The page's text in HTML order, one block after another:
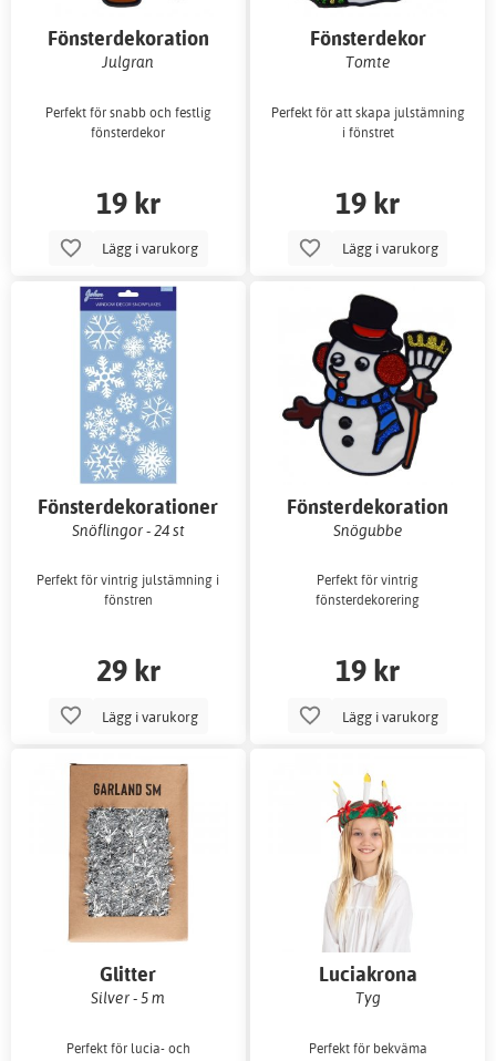
Fönsterdekoration
Julgran
Perfekt för snabb och festlig
fönsterdekor
19 kr
Lägg i varukorg
Fönsterdekor
Tomte
Perfekt för att skapa julstämning
i fönstret
19 kr
Lägg i varukorg
Fönsterdekorationer
Snöflingor - 24 st
Perfekt för vintrig julstämning i
fönstren
29 kr
Lägg i varukorg
Fönsterdekoration
Snögubbe
Perfekt för vintrig
fönsterdekorering
19 kr
Lägg i varukorg
Glitter
Silver - 5 m
Perfekt för lucia- och
Luciakrona
Tyg
Perfekt för bekväma